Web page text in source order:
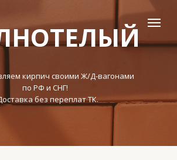
кирпич своими Ж/Д-вагонами
по РФ и СНГ!
без переплат ТК.